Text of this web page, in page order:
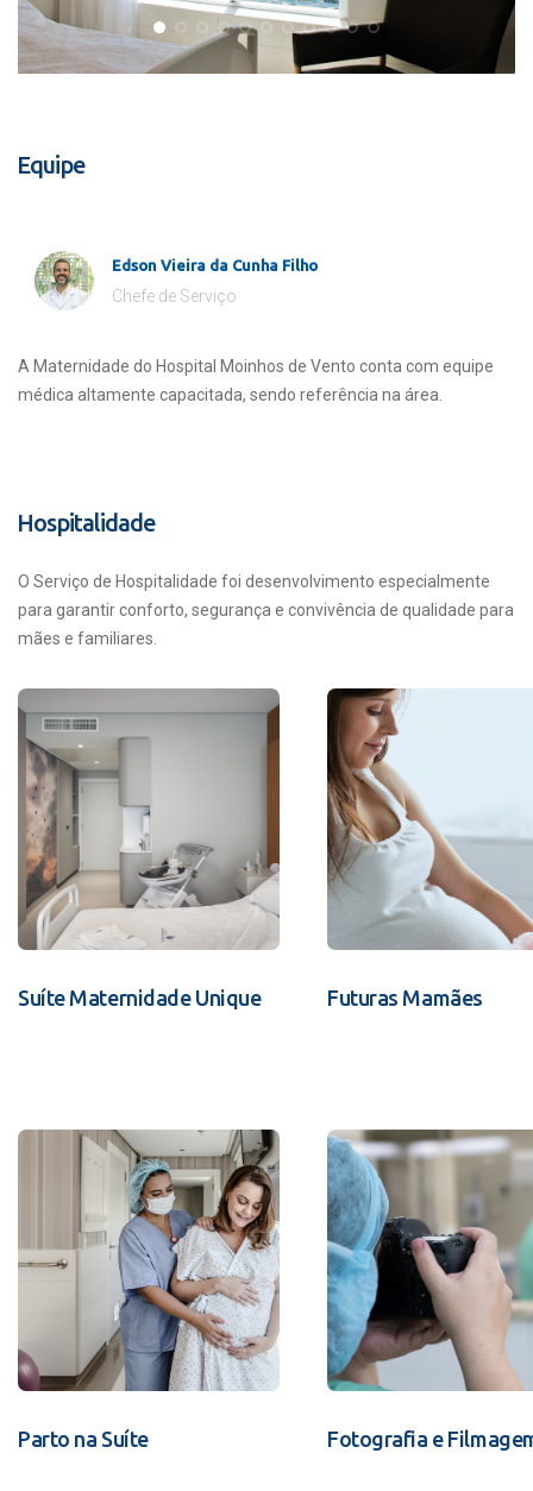
Equipe
Edson Vieira da Cunha Filho
Chefe de Serviço
A Maternidade do Hospital Moinhos de Vento conta com equipe
médica altamente capacitada, sendo referência na área.
Hospitalidade
O Serviço de Hospitalidade foi desenvolvimento especialmente
para garantir conforto, segurança e convivência de qualidade para
mães e familiares.
Suíte Maternidade Unique Futuras Mamães
Parto na Suíte Fotografia e